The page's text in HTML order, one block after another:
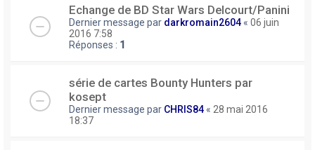
Echange de BD Star Wars Delcourt/Panini
Dernier message par darkromain2604 « 06 juin
2016 7:58
Réponses : 1
série de cartes Bounty Hunters par
kosept
Dernier message par CHRIS84 « 28 mai 2016
18:37